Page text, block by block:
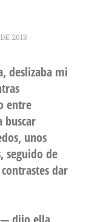
2013 ·
deslizaba mi
entre
buscar
unos
seguido de
dar